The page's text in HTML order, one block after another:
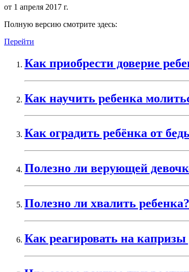
от 1 апреля 2017 г.
Полную версию смотрите здесь:
Перейти
Как приобрести доверие
Как научить ребенка
Как оградить ребёнка от
Полезно ли верующей
Полезно ли хвалить ребенка?
Как реагировать на капризы